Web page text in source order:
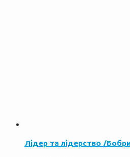
Лідер та лідерство /